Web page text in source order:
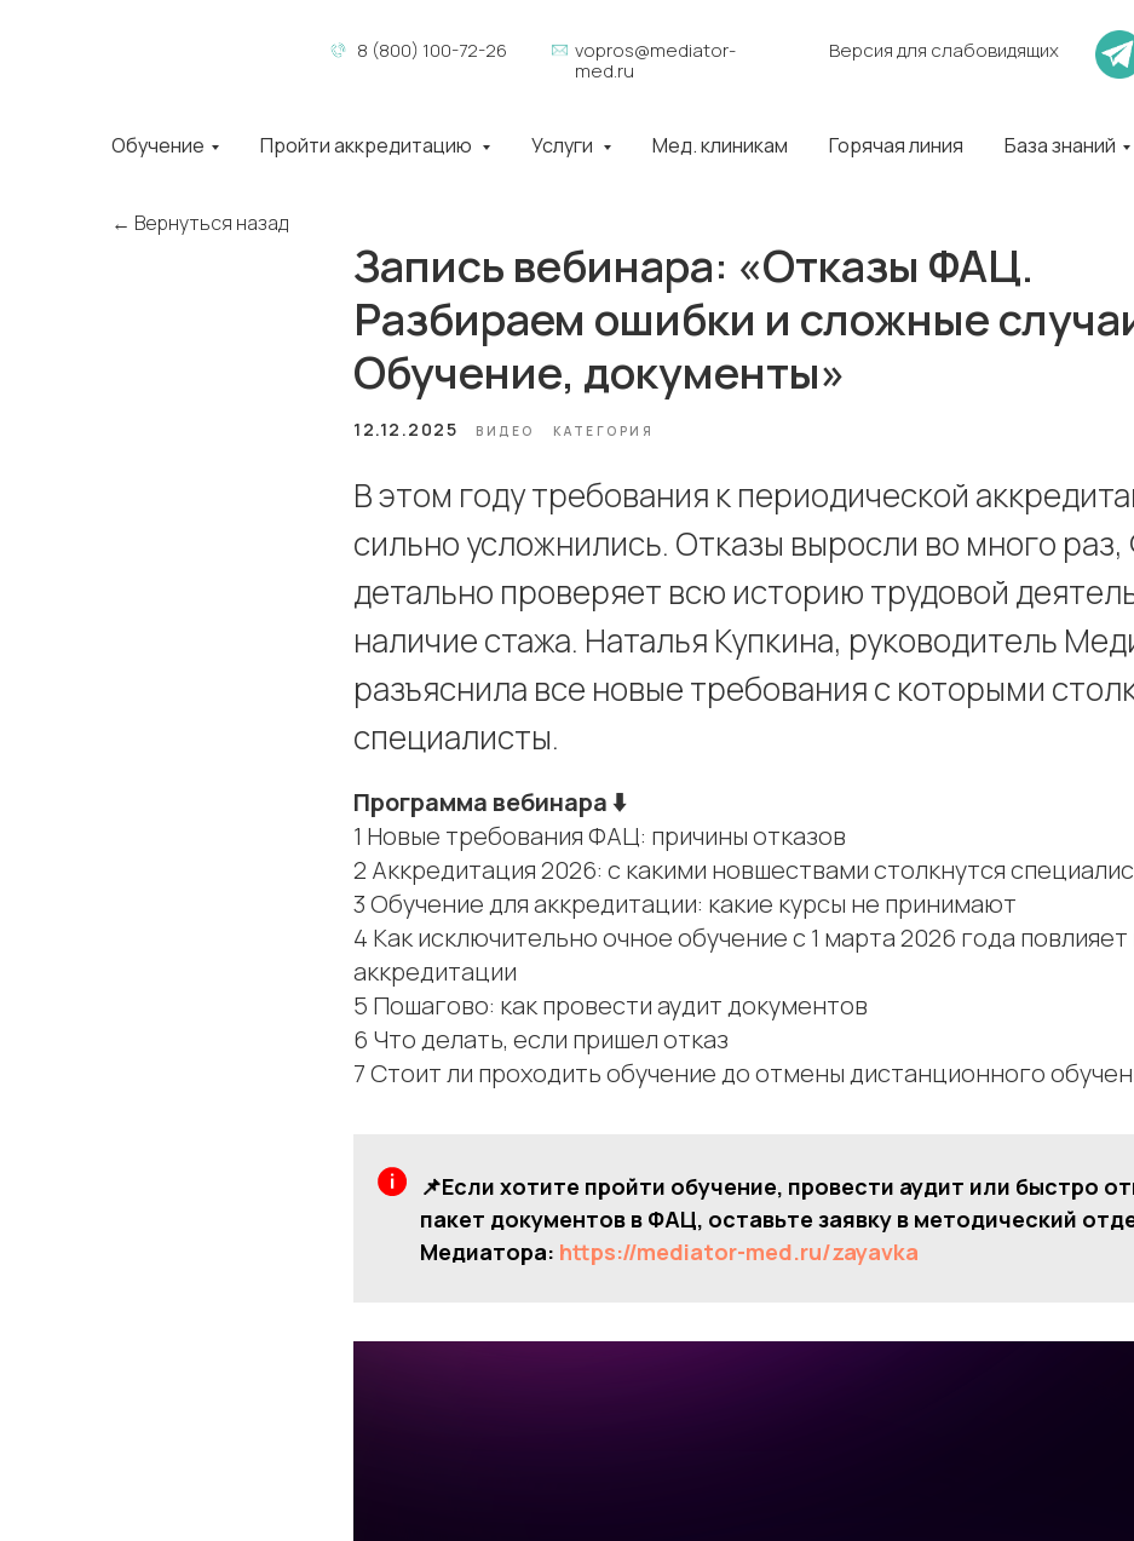
8 (800) 100-72-26
vopros@mediator-
med.ru
Версия для слабовидящих
Обучение Пройти аккредитацию Услуги Мед. клиникам Горячая линия База знаний
← Вернуться назад
Запись вебинара: «Отказы ФАЦ.
Разбираем ошибки и сложные
Обучение, документы»
12.12.2025 ВИДЕО КАТЕГОРИЯ
В этом году требования к периодической
сильно усложнились. Отказы выросли во много
детально проверяет всю историю трудовой
наличие стажа. Наталья Купкина, руководитель
разъяснила все новые требования с которыми
специалисты.
Программа вебинара ⬇️
1 Новые требования ФАЦ: причины отказов
2 Аккредитация 2026: с какими новшествами столкнутся
3 Обучение для аккредитации: какие курсы не принимают
4 Как исключительно очное обучение с 1 марта 2026 года
аккредитации
5 Пошагово: как провести аудит документов
6 Что делать, если пришел отказ
7 Стоит ли проходить обучение до отмены дистанционного
📌Если хотите пройти обучение, провести аудит или быстро
пакет документов в ФАЦ, оставьте заявку в методический
Медиатора: https://mediator-med.ru/zayavka